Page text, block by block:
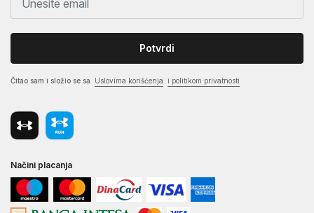
Potvrdi
Čitao sam i složio se sa Uslovima korišćenja i politikom privatnosti
Načini placanja